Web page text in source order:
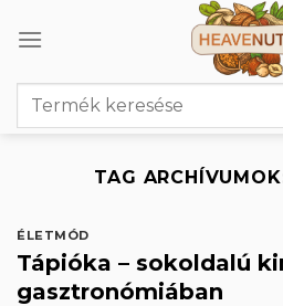
Keresés
TAG
ÉLETMÓD
Tápióka – sokoldalú
gasztronómiában